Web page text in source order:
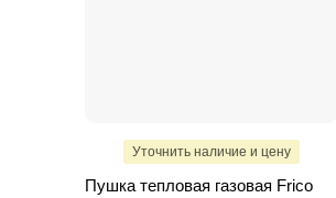
Уточнить наличие и цену
Пушка тепловая газовая Frico